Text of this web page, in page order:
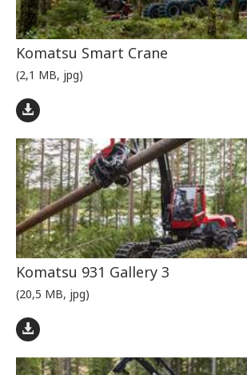
Komatsu Smart Crane
(2,1 MB, jpg)
Komatsu 931 Gallery 3
(20,5 MB, jpg)